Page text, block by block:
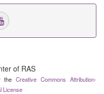
of RAS
theCreative Commons Attribution-
License